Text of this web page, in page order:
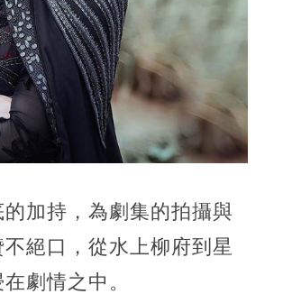
加持，為劇集的拍攝與
絕口，從水上柳府到星
劇情之中。